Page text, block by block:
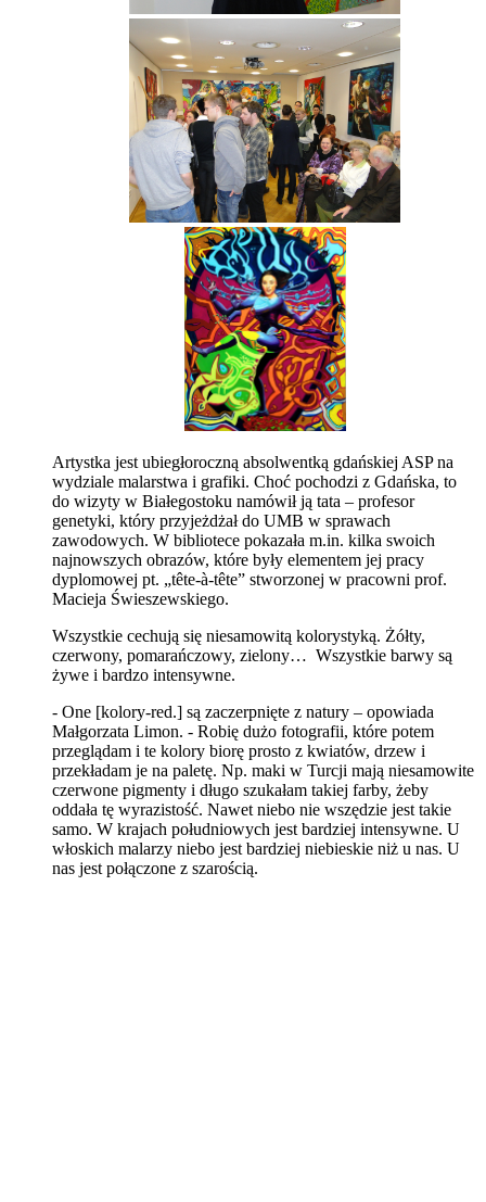
Artystka jest ubiegłoroczną absolwentką gdańskiej ASP na
wydziale malarstwa i grafiki. Choć pochodzi z Gdańska, to
do wizyty w Białegostoku namówił ją tata – profesor
genetyki, który przyjeżdżał do UMB w sprawach
zawodowych. W bibliotece pokazała m.in. kilka swoich
najnowszych obrazów, które były elementem jej pracy
dyplomowej pt. „tête-à-tête” stworzonej w pracowni prof.
Macieja Świeszewskiego.
Wszystkie cechują się niesamowitą kolorystyką. Żółty,
czerwony, pomarańczowy, zielony… Wszystkie barwy są
żywe i bardzo intensywne.
- One [kolory-red.] są zaczerpnięte z natury – opowiada
Małgorzata Limon. - Robię dużo fotografii, które potem
przeglądam i te kolory biorę prosto z kwiatów, drzew i
przekładam je na paletę. Np. maki w Turcji mają niesamowite
czerwone pigmenty i długo szukałam takiej farby, żeby
oddała tę wyrazistość. Nawet niebo nie wszędzie jest takie
samo. W krajach południowych jest bardziej intensywne. U
włoskich malarzy niebo jest bardziej niebieskie niż u nas. U
nas jest połączone z szarością.